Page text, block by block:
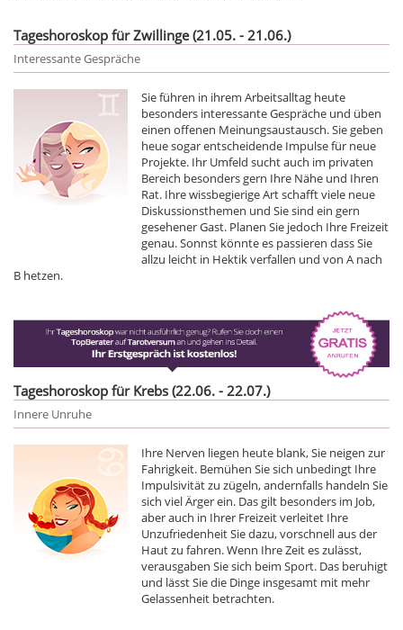
Tageshoroskop für Zwillinge (21.05. - 21.06.)
Interessante Gespräche
Sie führen in ihrem Arbeitsalltag heute
besonders interessante Gespräche und üben
einen offenen Meinungsaustausch. Sie geben
heue sogar entscheidende Impulse für neue
Projekte. Ihr Umfeld sucht auch im privaten
Bereich besonders gern Ihre Nähe und Ihren
Rat. Ihre wissbegierige Art schafft viele neue
Diskussionsthemen und Sie sind ein gern
gesehener Gast. Planen Sie jedoch Ihre Freizeit
genau. Sonnst könnte es passieren dass Sie
allzu leicht in Hektik verfallen und von A nach
B hetzen.
Tageshoroskop für Krebs (22.06. - 22.07.)
Innere Unruhe
Ihre Nerven liegen heute blank, Sie neigen zur
Fahrigkeit. Bemühen Sie sich unbedingt Ihre
Impulsivität zu zügeln, andernfalls handeln Sie
sich viel Ärger ein. Das gilt besonders im Job,
aber auch in Ihrer Freizeit verleitet Ihre
Unzufriedenheit Sie dazu, vorschnell aus der
Haut zu fahren. Wenn Ihre Zeit es zulässt,
verausgaben Sie sich beim Sport. Das beruhigt
und lässt Sie die Dinge insgesamt mit mehr
Gelassenheit betrachten.